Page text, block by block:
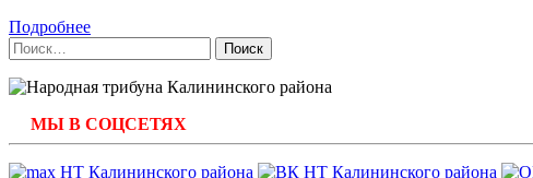
Подробнее
Найти:
МЫ В СОЦСЕТЯХ